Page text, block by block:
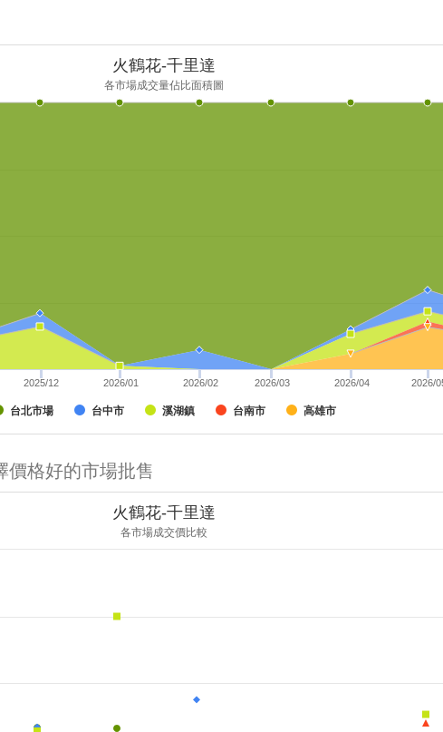
火鶴花-千里達
各市場成交量佔比面積圖
台北市場 台中市 溪湖鎮 台南市 高雄市
2025/12 2026/01 2026/02 2026/03 2026/04 2026/
價格好的市場批售
火鶴花-千里達
各市場成交價比較